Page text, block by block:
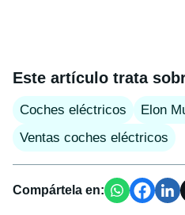
Este artículo trata
Coches eléctricos Elon
Ventas coches eléctricos
Compártela en: